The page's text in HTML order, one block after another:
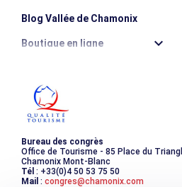
Blog Vallée de Chamonix
Boutique en ligne
Les incontournables
Photothèque
Bureau des congrès
Office de Tourisme - 85 Place du
Chamonix Mont-Blanc
Tél : +33(0)4 50 53 75 50
Mail : congres@chamonix.com